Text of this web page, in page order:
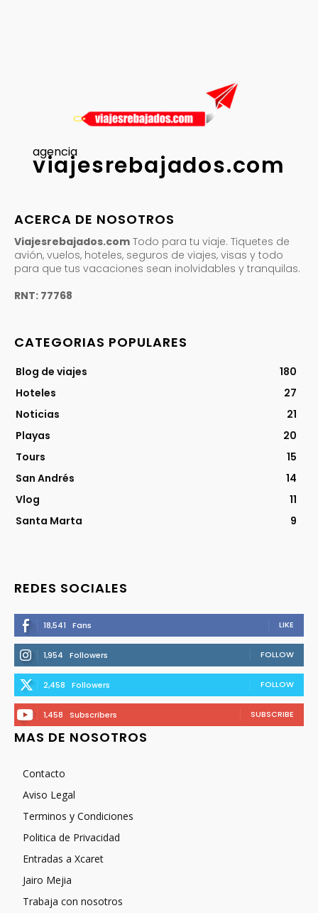
agencia
viajesrebajados.com
ACERCA DE NOSOTROS
Viajesrebajados.com Todo para tu viaje. Tiquetes de
avión, vuelos, hoteles, seguros de viajes, visas y todo
para que tus vacaciones sean inolvidables y tranquilas.
RNT: 77768
CATEGORIAS POPULARES
Blog de viajes
180
Hoteles
27
Noticias
21
Playas
20
Tours
15
San Andrés
14
Vlog
11
Santa Marta
9
REDES SOCIALES
18,541 Fans LIKE
1,954 Followers FOLLOW
2,458 Followers FOLLOW
1,458 Subscribers SUBSCRIBE
MAS DE NOSOTROS
Contacto
Aviso Legal
Terminos y Condiciones
Politica de Privacidad
Entradas a Xcaret
Jairo Mejia
Trabaja con nosotros